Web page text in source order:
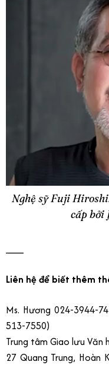
Nghệ sỹ Fuji
cấp bởi
Liên hệ để biết thêm
Ms. Hương 024-3944-
513-7550)
Trung tâm Giao lưu
27 Quang Trung,